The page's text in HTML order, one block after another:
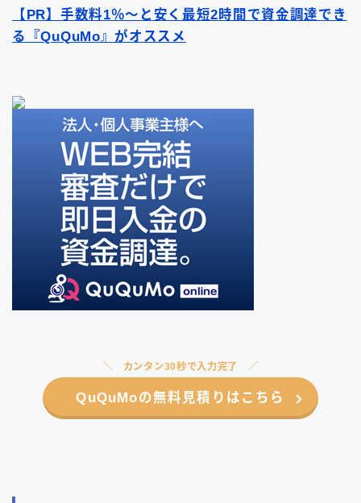
【PR】手数料1％〜と安く最短2時間で資金調達でき
る『QuQuMo』がオススメ
カンタン30秒で入力完了
QuQuMoの無料見積りはこちら